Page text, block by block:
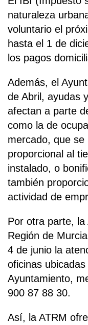
naturaleza
voluntario el
hasta el 1 de
los pagos
Además, el
de Abril, ayudas
afectan a parte
como la de
mercado, que
proporcional al
instalado, o
también
actividad de
Por otra parte, la
Región de
4 de junio la
oficinas
Ayuntamiento,
900 87 88 30.
Así, la ATRM